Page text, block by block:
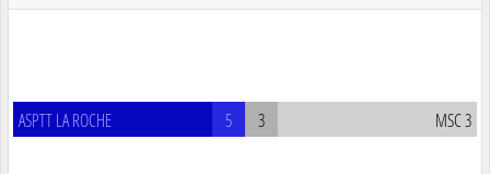
ASPTT LA ROCHE 5 3 MSC 3